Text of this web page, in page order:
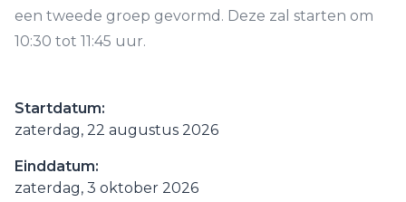
een tweede groep gevormd. Deze zal starten om
10:30 tot 11:45 uur.
Startdatum:
zaterdag, 22 augustus 2026
Einddatum:
zaterdag, 3 oktober 2026